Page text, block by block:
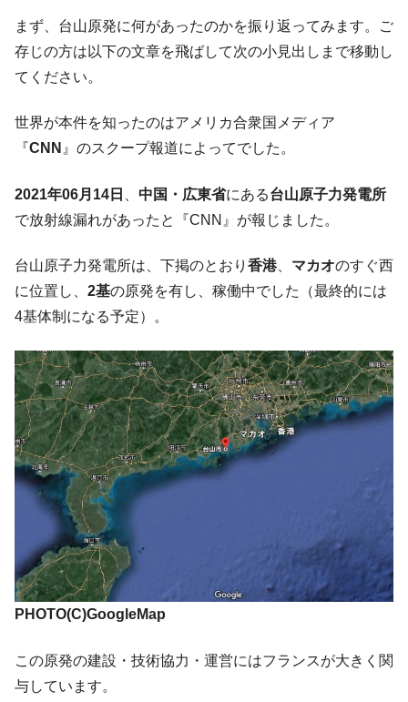
『Money1』
中国だけが鉄鋼輸出を異常増加させる ⇒ 中
国の過剰生産が世界を蝕む。
『Money1』
『Money1』
【米韓激突案件】韓国消費者院が『クーパ
ン』1人当たり賠償10万ウォンを認定 ⇒ 総額3兆7,000億
『Money1』
韓国型イージス搭載の次世代駆逐艦
「KDDX」1番艦、2032年竣工と公示
に韓国がいっちょがみしたのでは。
『Money1』
韓国政府『BYD』車への補助金を全廃 ⇒ 実
は韓国で『BYD』車は売れている。6カ月で対前年同期比
『Money1』
在韓米国大使スティールが着韓！⇒ さっそ
く空港に詰めかけ「出て行け！」「極右勢力」のプラカー
ドを掲げる「在韓反米勢力」
『Money1』
韓国政府「2035年までに18.4GW規模のAIデ
ータセンター整備」⇒ だから無理だってば。
『Money1』
JPモルガン「韓国レバレッジETFの清算は
ほぼ終わった」
『Money1』
韓国『国民年金公団』株価暴落で200兆蒸
発。
『Money1』
韓国政府「ニセＫ-ブランドを通報しようキ
ャンペーン」⇒ あの名物教授も登場！
ぎ」では。
『Money1』
まず、台山原発に何があったのかを振り返ってみます。ご
存じの方は以下の文章を飛ばして次の小見出しまで移動し
てください。
世界が本件を知ったのはアメリカ合衆国メディア
『CNN 』のスクープ報道によってでした。
2021年06月14日 中国・広東省にある台山原子力発電所
で放射線漏れがあったと『CNN』が報じました。
台山原子力発電所は、下掲のとおり 香港、 マカオのすぐ西
に位置し、 2基の原発を有し、稼働中でした（最終的には
4基体制になる予定）。
PHOTO(C)GoogleMap
この原発の建設・技術協力・運営にはフランスが大きく関
与しています。